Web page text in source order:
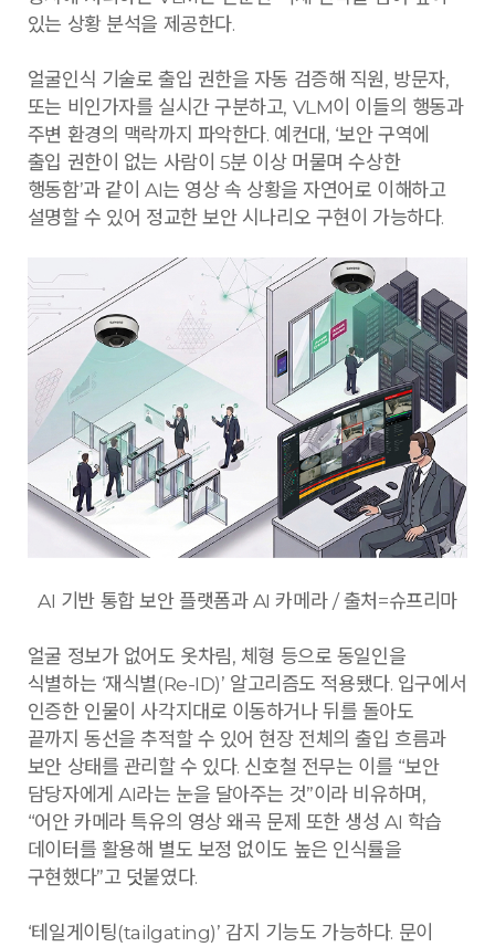
있는 상황 분석을 제공한다.
얼굴인식 기술로 출입 권한을 자동 검증해 직원, 방문자,
또는 비인가자를 실시간 구분하고, VLM이 이들의 행동과
주변 환경의 맥락까지 파악한다. 예컨대, ‘보안 구역에
출입 권한이 없는 사람이 5분 이상 머물며 수상한
행동함’과 같이 AI는 영상 속 상황을 자연어로 이해하고
설명할 수 있어 정교한 보안 시나리오 구현이 가능하다.
AI 기반 통합 보안 플랫폼과 AI 카메라 / 출처=슈프리마
얼굴 정보가 없어도 옷차림, 체형 등으로 동일인을
식별하는 ‘재식별(Re-ID)’ 알고리즘도 적용됐다. 입구에서
인증한 인물이 사각지대로 이동하거나 뒤를 돌아도
끝까지 동선을 추적할 수 있어 현장 전체의 출입 흐름과
보안 상태를 관리할 수 있다. 신호철 전무는 이를 “보안
담당자에게 AI라는 눈을 달아주는 것”이라 비유하며,
“어안 카메라 특유의 영상 왜곡 문제 또한 생성 AI 학습
데이터를 활용해 별도 보정 없이도 높은 인식률을
구현했다”고 덧붙였다.
‘테일게이팅(tailgating)’ 감지 기능도 가능하다. 문이